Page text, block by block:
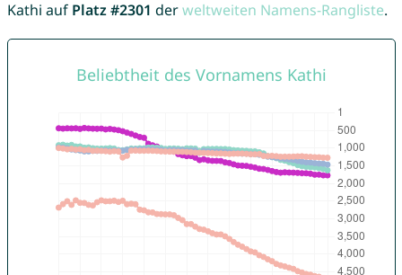
Kathi auf Platz #2301 derweltweiten Namens-Rangliste.